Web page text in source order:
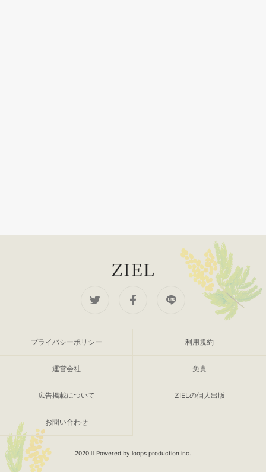
プライバシーポリシー 利用規約
運営会社 免責
広告掲載について ZIELの個人出版
お問い合わせ
2020 Powered by loops production inc.